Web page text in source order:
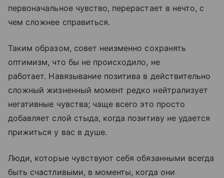
первоначальное чувство, перерастает в нечто, с
чем сложнее справиться.
Таким образом, совет неизменно сохранять
оптимизм, что бы не происходило, не
работает. Навязывание позитива в действительно
сложный жизненный момент редко нейтрализует
негативные чувства; чаще всего это просто
добавляет слой стыда, когда позитиву не удается
прижиться у вас в душе.
Люди, которые чувствуют себя обязанными всегда
быть счастливыми, в моменты, когда они